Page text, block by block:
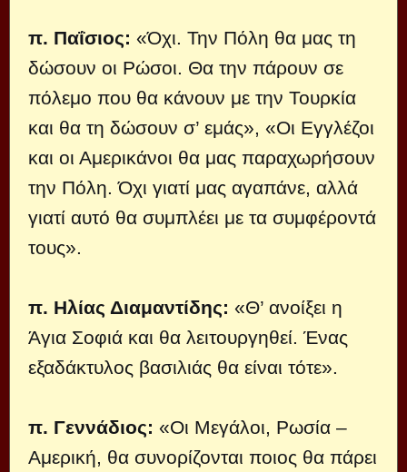
π. Παΐσιος: «Όχι. Την Πόλη θα μας τη
δώσουν οι Ρώσοι. Θα την πάρουν σε
πόλεμο που θα κάνουν με την Τουρκία
και θα τη δώσουν σ’ εμάς», «Οι Εγγλέζοι
και οι Αμερικάνοι θα μας παραχωρήσουν
την Πόλη. Όχι γιατί μας αγαπάνε, αλλά
γιατί αυτό θα συμπλέει με τα συμφέροντά
τους».
π. Ηλίας Διαμαντίδης: «Θ’ ανοίξει η
Άγια Σοφιά και θα λειτουργηθεί. Ένας
εξαδάκτυλος βασιλιάς θα είναι τότε».
π. Γεννάδιος: «Οι Μεγάλοι, Ρωσία –
Αμερική, θα συνορίζονται ποιος θα πάρει